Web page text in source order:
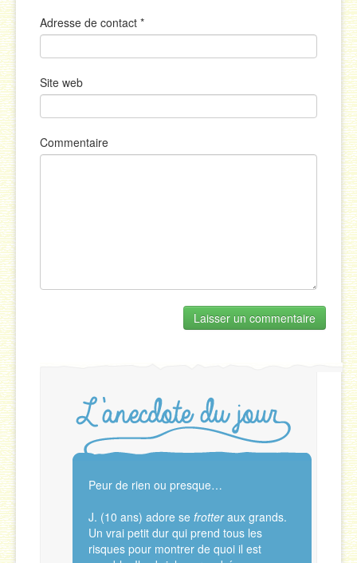
Adresse de contact *
Site web
Commentaire
Peur de rien ou presque…
J. (10 ans) adore se frotteraux grands.
Un vrai petit dur qui prend tous les
risques pour montrer de quoi il est